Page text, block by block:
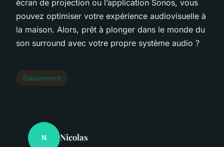
écran de projection ou l’application Sonos, vous
pouvez optimiser votre expérience audiovisuelle à
la maison. Alors, prêt à plonger dans le monde du
son surround avec votre propre système audio ?
Équipement
N Nicolas